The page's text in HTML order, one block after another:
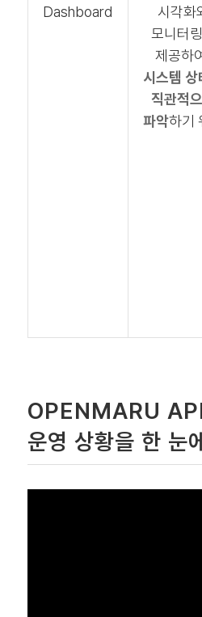
Dashboard
시각화
모니터
제공하
시스템 상
직관적
파악하기
OPENMARU
운영 상황을 한 눈